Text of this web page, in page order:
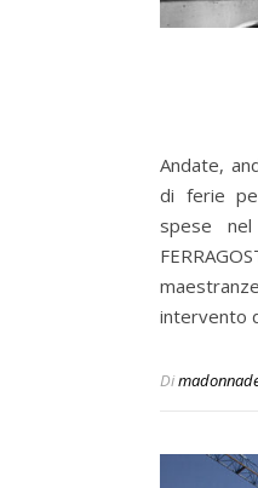
Andate,
di ferie
spese
intervento
Di